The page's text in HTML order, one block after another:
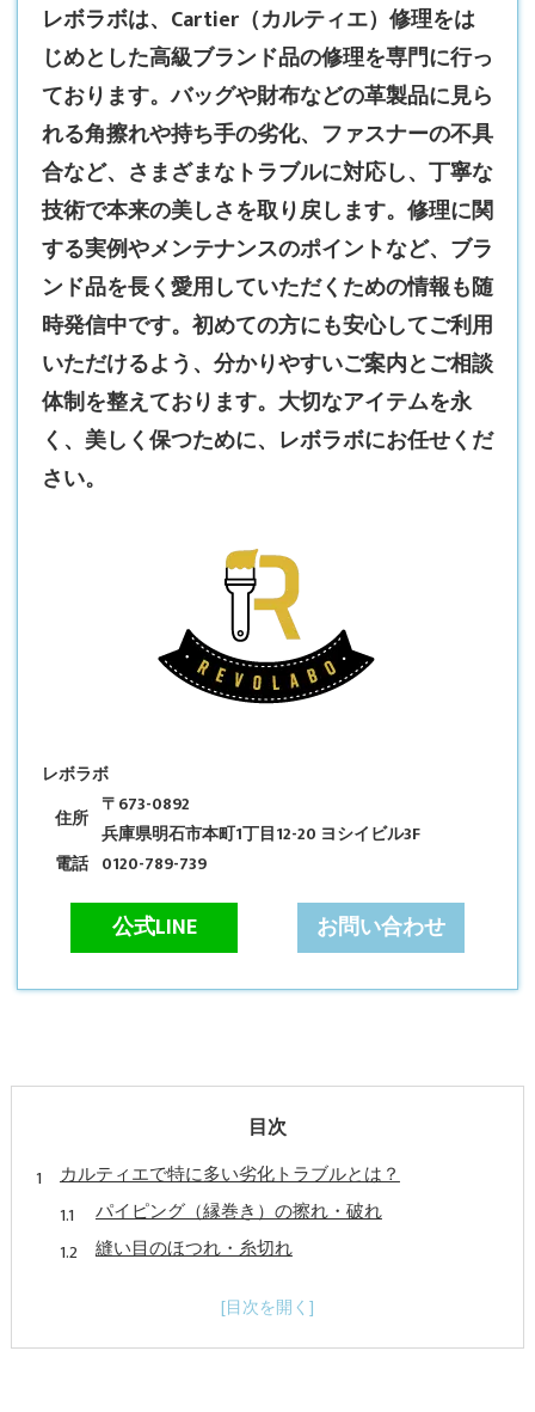
レボラボは、 Cartier（カルティエ）修理をは
じめとした高級ブランド品の修理を専門に行っ
ております。バッグや財布などの革製品に見ら
れる角擦れや持ち手の劣化、ファスナーの不具
合など、さまざまなトラブルに対応し、丁寧な
技術で本来の美しさを取り戻します。修理に関
する実例やメンテナンスのポイントなど、ブラ
ンド品を長く愛用していただくための情報も随
時発信中です。初めての方にも安心してご利用
いただけるよう、分かりやすいご案内とご相談
体制を整えております。大切なアイテムを永
く、美しく保つために、レボラボにお任せくだ
さい。
レボラボ
住所
〒673-0892
兵庫県明石市本町1丁目12-20 ヨシイビル3F
電話 0120-789-739
公式LINE お問い合わせ
目次
カルティエで特に多い劣化トラブルとは？
パイピング（縁巻き）の擦れ・破れ
縫い目のほつれ・糸切れ
根革（持ち手の付け根）の破れ・ちぎれ